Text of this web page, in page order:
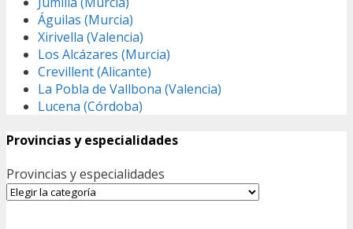
Águilas (Murcia)
Xirivella (Valencia)
Los Alcázares (Murcia)
Crevillent (Alicante)
La Pobla de Vallbona (Valencia)
Lucena (Córdoba)
Provincias y especialidades
Provincias y especialidades